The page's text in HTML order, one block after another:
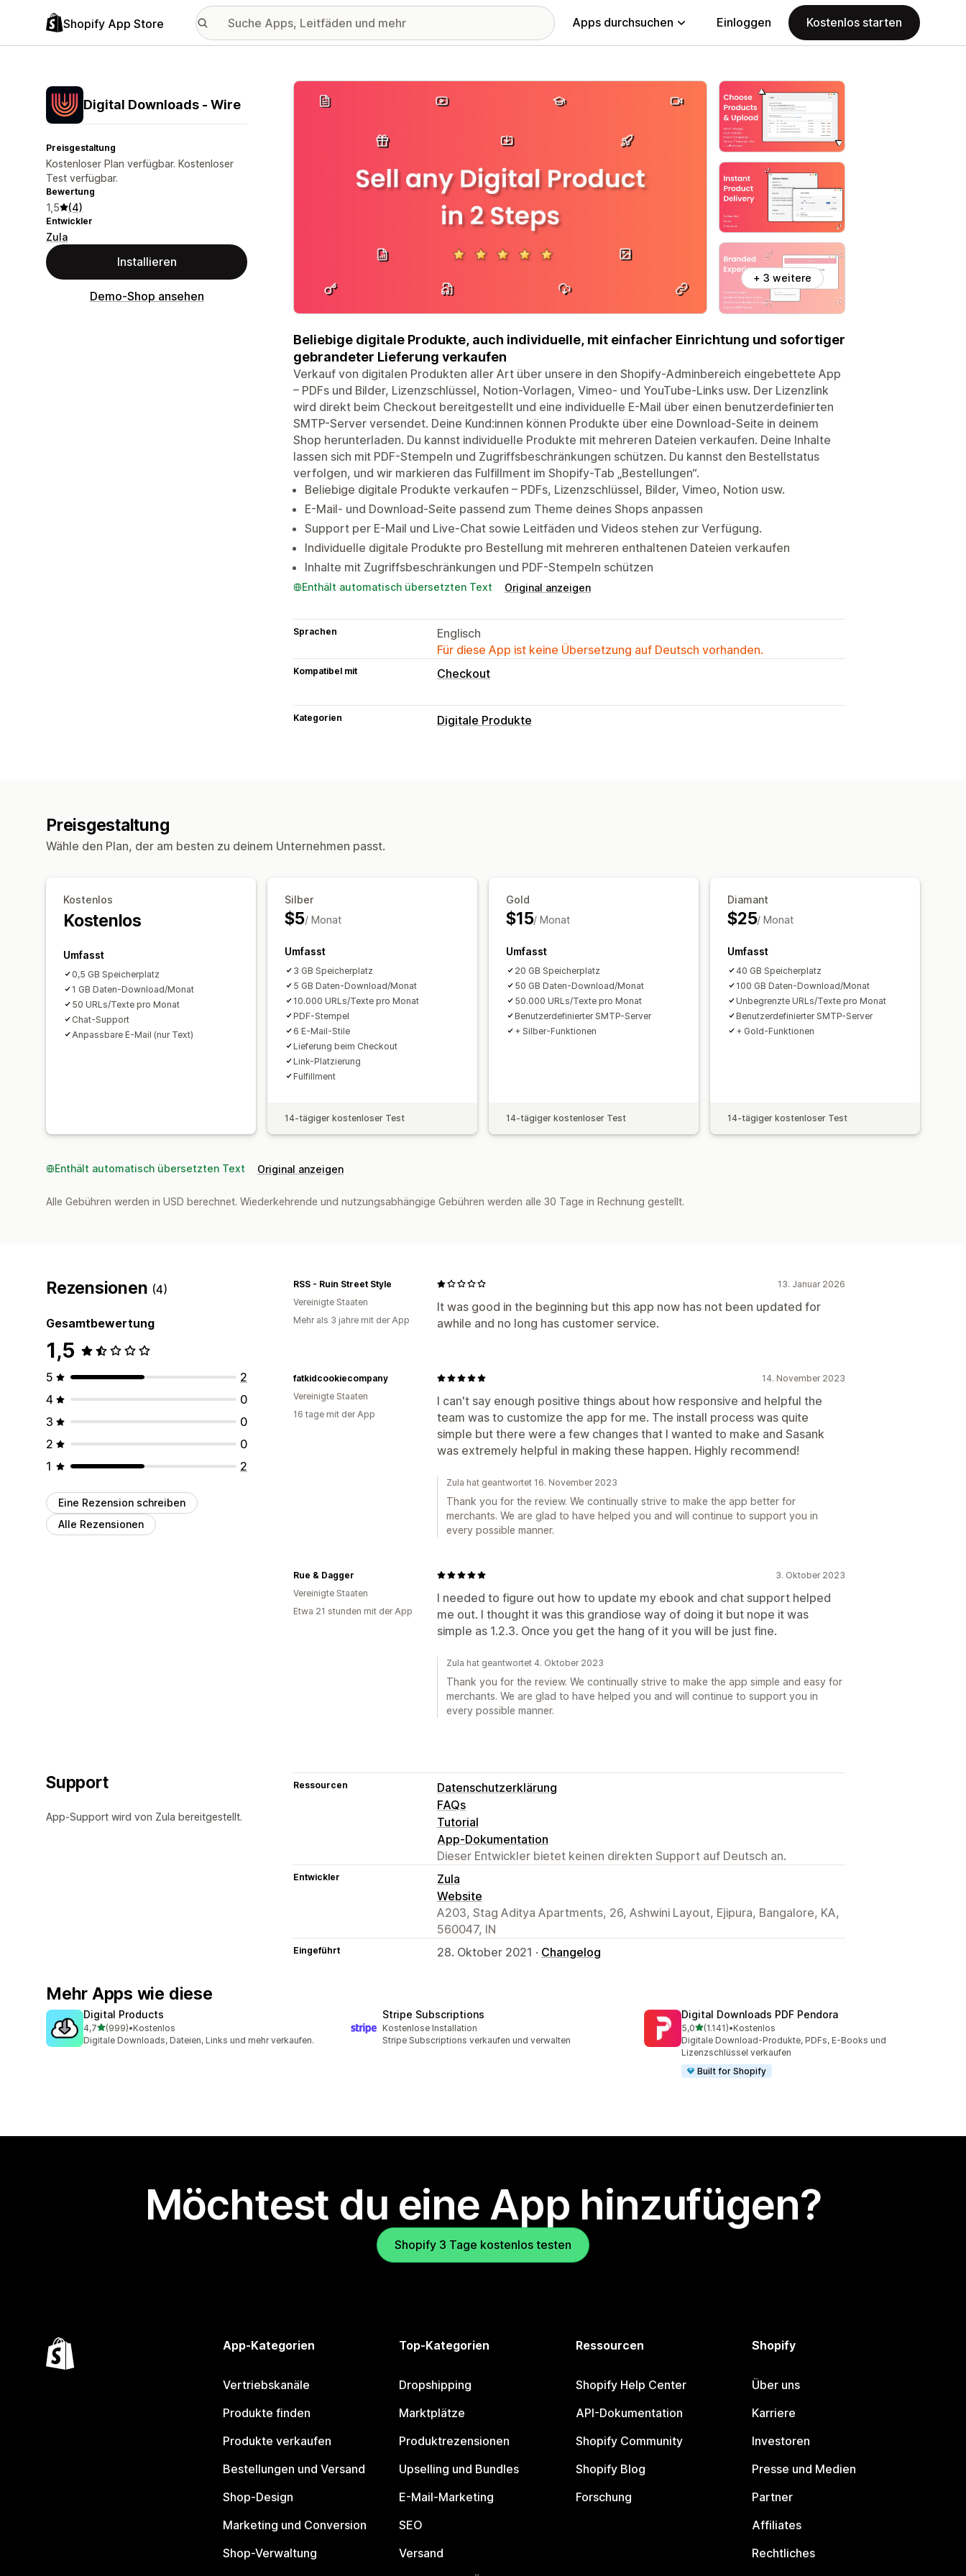
Shopify App Store Apps durchsuchen Einloggen Kostenlos starten
Digital Downloads ‑ Wire
Preisgestaltung
Kostenloser Plan verfügbar. Kostenloser
Test verfügbar.
Bewertung
1,5 (4)
Entwickler
Zula
Installieren
Demo-Shop ansehen
Vorgestellte Bildergalerie
+ 3 weitere
Beliebige digitale Produkte, auch individuelle, mit einfacher Einrichtung und sofortiger
gebrandeter Lieferung verkaufen
Verkauf von digitalen Produkten aller Art über unsere in den Shopify-Adminbereich eingebettete App
– PDFs und Bilder, Lizenzschlüssel, Notion-Vorlagen, Vimeo- und YouTube-Links usw. Der Lizenzlink
wird direkt beim Checkout bereitgestellt und eine individuelle E-Mail über einen benutzerdefinierten
SMTP-Server versendet. Deine Kund:innen können Produkte über eine Download-Seite in deinem
Shop herunterladen. Du kannst individuelle Produkte mit mehreren Dateien verkaufen. Deine Inhalte
lassen sich mit PDF-Stempeln und Zugriffsbeschränkungen schützen. Du kannst den Bestellstatus
verfolgen, und wir markieren das Fulfillment im Shopify-Tab „Bestellungen“.
Beliebige digitale Produkte verkaufen – PDFs, Lizenzschlüssel, Bilder, Vimeo, Notion usw.
E-Mail- und Download-Seite passend zum Theme deines Shops anpassen
Support per E-Mail und Live-Chat sowie Leitfäden und Videos stehen zur Verfügung.
Individuelle digitale Produkte pro Bestellung mit mehreren enthaltenen Dateien verkaufen
Inhalte mit Zugriffsbeschränkungen und PDF-Stempeln schützen
Enthält automatisch übersetzten Text Original anzeigen
Sprachen
Englisch
Für diese App ist keine Übersetzung auf Deutsch vorhanden.
Kompatibel mit Checkout
Kategorien Digitale Produkte
Preisgestaltung
Wähle den Plan, der am besten zu deinem Unternehmen passt.
Kostenlos
Kostenlos
Umfasst
0,5 GB Speicherplatz
1 GB Daten-Download/Monat
50 URLs/Texte pro Monat
Chat-Support
Anpassbare E-Mail (nur Text)
Silber
$5/ Monat
Umfasst
3 GB Speicherplatz
5 GB Daten-Download/Monat
10.000 URLs/Texte pro Monat
PDF-Stempel
6 E-Mail-Stile
Lieferung beim Checkout
Link-Platzierung
Fulfillment
14-tägiger kostenloser Test
Gold
$15/ Monat
Umfasst
20 GB Speicherplatz
50 GB Daten-Download/Monat
50.000 URLs/Texte pro Monat
Benutzerdefinierter SMTP-Server
+ Silber-Funktionen
14-tägiger kostenloser Test
Diamant
$25/ Monat
Umfasst
40 GB Speicherplatz
100 GB Daten-Download/Monat
Unbegrenzte URLs/Texte pro Monat
Benutzerdefinierter SMTP-Server
+ Gold-Funktionen
14-tägiger kostenloser Test
Enthält automatisch übersetzten Text Original anzeigen
Alle Gebühren werden in USD berechnet. Wiederkehrende und nutzungsabhängige Gebühren werden alle 30 Tage in Rechnung gestellt.
Rezensionen (4)
Gesamtbewertung
1,5
5
2
4
0
3
0
2
0
1
2
Eine Rezension schreiben
Alle Rezensionen
13. Januar 2026
It was good in the beginning but this app now has not been updated for
awhile and no long has customer service.
RSS - Ruin Street Style
Vereinigte Staaten
Mehr als 3 jahre mit der App
14. November 2023
I can't say enough positive things about how responsive and helpful the
team was to customize the app for me. The install process was quite
simple but there were a few changes that I wanted to make and Sasank
was extremely helpful in making these happen. Highly recommend!
fatkidcookiecompany
Vereinigte Staaten
16 tage mit der App
Zula hat geantwortet 16. November 2023
Thank you for the review. We continually strive to make the app better for
merchants. We are glad to have helped you and will continue to support you in
every possible manner.
3. Oktober 2023
I needed to figure out how to update my ebook and chat support helped
me out. I thought it was this grandiose way of doing it but nope it was
simple as 1.2.3. Once you get the hang of it you will be just fine.
Rue & Dagger
Vereinigte Staaten
Etwa 21 stunden mit der App
Zula hat geantwortet 4. Oktober 2023
Thank you for the review. We continually strive to make the app simple and easy for
merchants. We are glad to have helped you and will continue to support you in
every possible manner.
Support
App-Support wird von Zula bereitgestellt.
Ressourcen
Datenschutzerklärung
FAQs
Tutorial
App-Dokumentation
Dieser Entwickler bietet keinen direkten Support auf Deutsch an.
Entwickler
Zula
Website
A203, Stag Aditya Apartments, 26, Ashwini Layout, Ejipura, Bangalore, KA,
560047, IN
Eingeführt 28. Oktober 2021 · Changelog
Mehr Apps wie diese
Digital Products
4,7von 5 Sternen
(999)
999 Rezensionen insgesamt
•Kostenlos
Digitale Downloads, Dateien, Links und mehr verkaufen.
Stripe Subscriptions
Kostenlose Installation
Stripe Subscriptions verkaufen und verwalten
Digital Downloads PDF Pendora
5,0von 5 Sternen
(1.141)
1141 Rezensionen insgesamt
•Kostenlos
Digitale Download-Produkte, PDFs, E-Books und
Lizenzschlüssel verkaufen
Built for Shopify
Möchtest du eine App hinzufügen?
Shopify 3 Tage kostenlos testen
App-Kategorien
Vertriebskanäle
Produkte finden
Produkte verkaufen
Bestellungen und Versand
Shop-Design
Marketing und Conversion
Shop-Verwaltung
Top-Kategorien
Dropshipping
Marktplätze
Produktrezensionen
Upselling und Bundles
E-Mail-Marketing
SEO
Versand
Ressourcen
Shopify Help Center
API-Dokumentation
Shopify Community
Shopify Blog
Forschung
Shopify
Über uns
Karriere
Investoren
Presse und Medien
Partner
Affiliates
Rechtliches